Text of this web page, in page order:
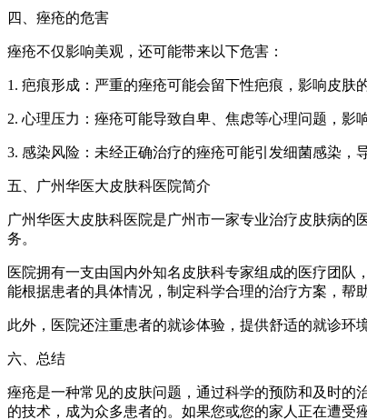
四、痤疮的危害
痤疮不仅影响美观，还可能带来以下危害：
1. 疤痕形成：严重的痤疮可能会留下性疤痕，影响皮肤
2. 心理压力：痤疮可能导致自卑、焦虑等心理问题，影
3. 感染风险：未经正确治疗的痤疮可能引发细菌感染，
五、广州华医大皮肤科医院简介
广州华医大皮肤科医院是广州市一家专业治疗皮肤病
务。
医院拥有一支由国内外知名皮肤科专家组成的医疗团
能根据患者的具体情况，制定科学合理的治疗方案，帮
此外，医院还注重患者的就诊体验，提供舒适的就诊环
六、总结
痤疮是一种常见的皮肤问题，通过科学的预防和及时的
的技术，成为众多患者的。如果您或您的家人正在遭受